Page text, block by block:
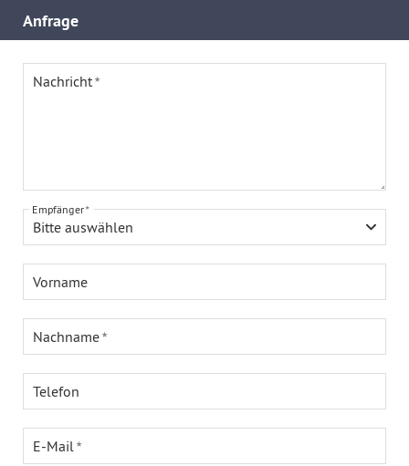
Anfrage
Nachricht
Bitte auswählen
Empfänger
Vorname
Nachname
Telefon
E-Mail